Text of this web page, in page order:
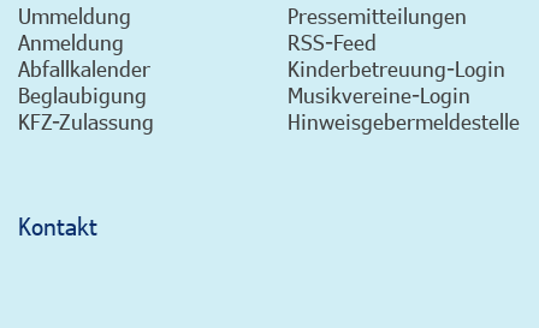
Ummeldung
Anmeldung
Abfallkalender
Beglaubigung
KFZ-Zulassung
Pressemitteilungen
RSS-Feed
Kinderbetreuung-Login
Musikvereine-Login
Hinweisgebermeldestelle
Kontakt